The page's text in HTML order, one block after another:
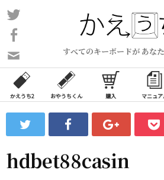
コ
ン
ン
ツ
ス
ッ
プ
すべてのキーボードが あな
い
合
わ
フ
ォ
ム
かえうち2 おやうちくん 購入 マニュア
hdbet88casin